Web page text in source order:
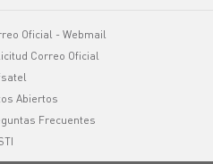
Oficial - Webmail
Correo Oficial
Abiertos
Frecuentes